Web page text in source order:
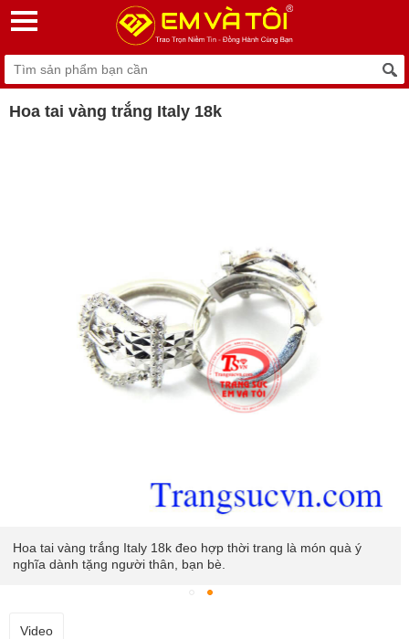
Hoa tai vàng trắng Italy 18k
Hoa tai vàng trắng Italy 18k đeo hợp thời trang là món quà ý
nghĩa dành tặng người thân, bạn bè.
Video